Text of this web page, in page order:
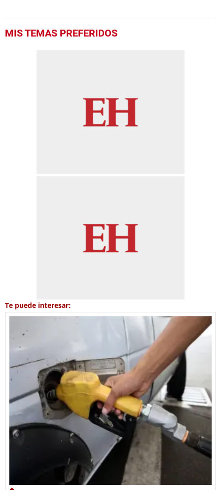
MIS TEMAS PREFERIDOS
Te puede interesar: